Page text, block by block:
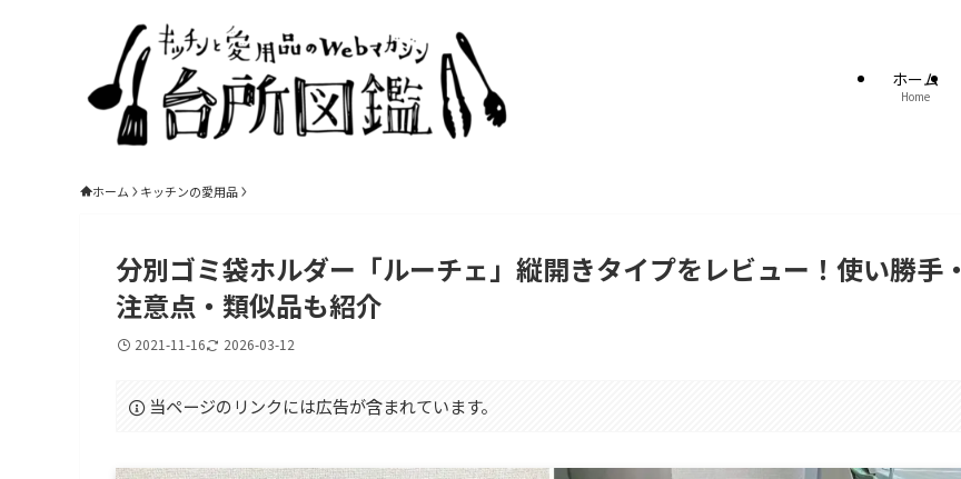
ホーム
Home
ホーム キッチンの愛用品
分別ゴミ袋ホルダー「ルーチェ」縦開きタイプをレビュー！使い勝手・
注意点・類似品も紹介
2021-11-16 2026-03-12
当ページのリンクには広告が含まれています。